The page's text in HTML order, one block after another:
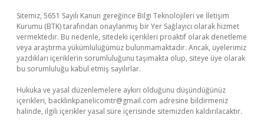
Sitemiz, 5651 Sayılı Kanun gereğince Bilgi Teknolojileri ve İletişim
Kurumu (BTK) tarafından onaylanmış bir Yer Sağlayıcı olarak hizmet
vermektedir. Bu nedenle, sitedeki içerikleri proaktif olarak denetleme
veya araştırma yükümlülüğümüz bulunmamaktadır. Ancak, üyelerimiz
yazdıkları içeriklerin sorumluluğunu taşımakta olup, siteye üye olarak
bu sorumluluğu kabul etmiş sayılırlar.
Hukuka ve yasal düzenlemelere aykırı olduğunu düşündüğünüz
içerikleri, backlinkpanelicomtr@gmail.com adresine bildirmeniz
halinde, ilgili içerikler yasal süre içerisinde sitemizden kaldırılacaktır.